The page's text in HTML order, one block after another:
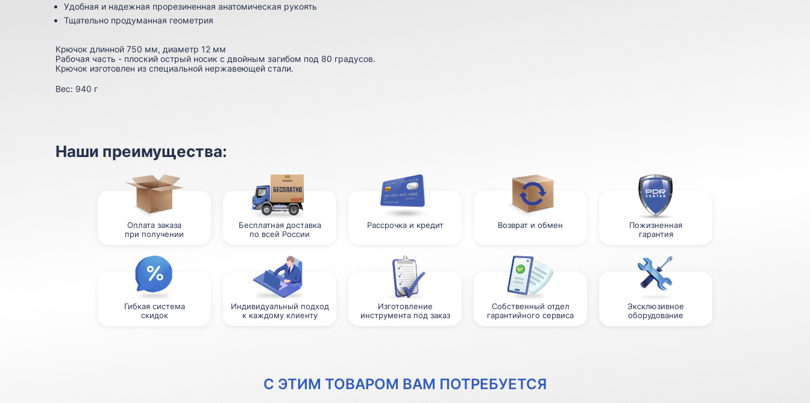
Удобная и надежная прорезиненная анатомическая рукоять
Тщательно продуманная геометрия
Крючок длинной 750 мм, диаметр 12 мм
Рабочая часть - плоский острый носик с двойным загибом под 80 градусов.
Крючок изготовлен из специальной нержавеющей стали.
Вес: 940 г
Наши преимущества:
Оплата заказа
при получении
Бесплатная доставка
по всей России
Рассрочка и кредит Возврат и обмен
Пожизненная
гарантия
Гибкая система
скидок
Индивидуальный подход
к каждому клиенту
Изготовление
инструмента под заказ
Собственный отдел
гарантийного сервиса
Эксклюзивное
оборудование
С ЭТИМ ТОВАРОМ ВАМ ПОТРЕБУЕТСЯ